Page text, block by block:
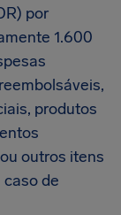
por
1.600
produtos
outros itens
de